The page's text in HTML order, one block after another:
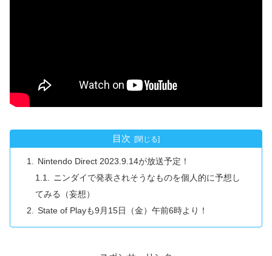
目次
Nintendo Direct 2023.9.14が放送予定！
ニンダイで発表されそうなものを個人的に予想し
てみる（妄想）
State of Playも9月15日（金）午前6時より！